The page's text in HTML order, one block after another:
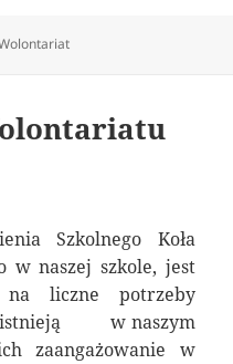
Szkolnego Koła
w naszej szkole, jest
na liczne potrzeby
istnieją w naszym
zaangażowanie w